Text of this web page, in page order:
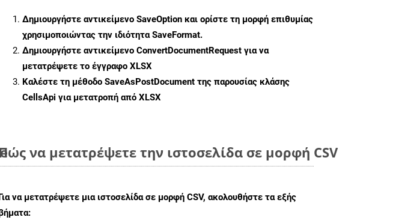
Δημιουργήστε αντικείμενο SaveOption και ορίστε τη μορφή επιθυμίας
χρησιμοποιώντας την ιδιότηταSaveFormat.
Δημιουργήστε αντικείμενο ConvertDocumentRequest για να
μετατρέψετε το έγγραφο XLSX
Καλέστε τη μέθοδο SaveAsPostDocument της παρουσίας κλάσης
CellsApi για μετατροπή από XLSX
να μετατρέψετε την ιστοσελίδα σε μορφή CSV
να μετατρέψετε μια ιστοσελίδα σε μορφή CSV, ακολουθήστε τα εξής